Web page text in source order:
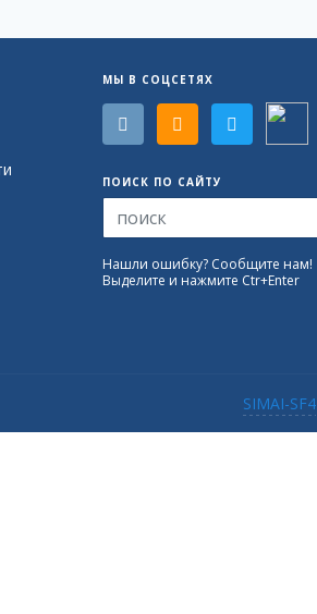
МЫ В СОЦСЕТЯХ
ПОИСК ПО САЙТУ
Нашли ошибку? Сообщите нам!
Выделите и нажмите Ctr+Enter
SIMAI-SF4